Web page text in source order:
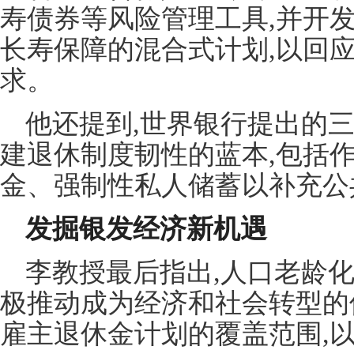
寿债券等风险管理工具,并开
长寿保障的混合式计划,以回
求。
他还提到,世界银行提出的
建退休制度韧性的蓝本,包括
金、强制性私人储蓄以补充
发掘银发经济新机遇
李教授最后指出,人口老龄
极推动成为经济和社会转型
雇主退休金计划的覆盖范围,